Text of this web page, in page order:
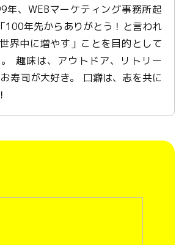
年、WEBマーケティング事務所起
100年先からありがとう！と言われ
界中に増やす」ことを目的として
趣味は、アウトドア、リトリー
寿司が大好き。 口癖は、志を共に